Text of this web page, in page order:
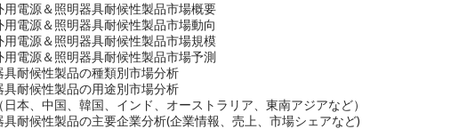
用電源＆照明器具耐候性製品市場概要
用電源＆照明器具耐候性製品市場動向
用電源＆照明器具耐候性製品市場規模
用電源＆照明器具耐候性製品市場予測
具耐候性製品の種類別市場分析
具耐候性製品の用途別市場分析
日本、中国、韓国、インド、オーストラリア、東南アジアなど）
具耐候性製品の主要企業分析(企業情報、売上、市場シェアなど)